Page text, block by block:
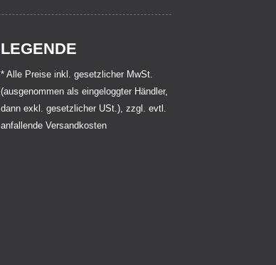
LEGENDE
* Alle Preise inkl. gesetzlicher MwSt.
(ausgenommen als eingeloggter Händler,
dann exkl. gesetzlicher USt.), zzgl. evtl.
anfallende Versandkosten